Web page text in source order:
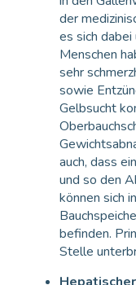
der
es sich
Menschen
sehr
sowie
Gelbsucht
auch, dass
und so den
können sich
befinden.
Stelle